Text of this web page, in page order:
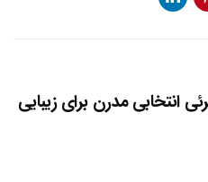
انتخابی مدرن برای زیبایی